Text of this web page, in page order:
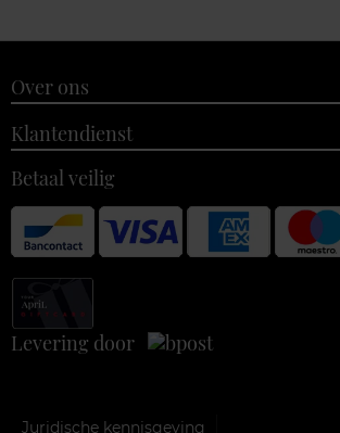
Over ons
Klantendienst
Betaal veilig
Levering door
Juridische kennisgeving